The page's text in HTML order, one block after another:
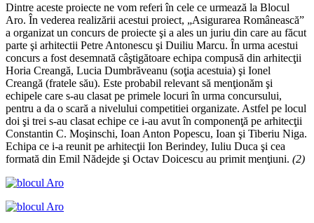
Dintre aceste proiecte ne vom referi în cele ce urmează la Blocul
Aro. În vederea realizării acestui proiect, „Asigurarea Românească”
a organizat un concurs de proiecte şi a ales un juriu din care au făcut
parte şi arhitectii Petre Antonescu şi Duiliu Marcu. În urma acestui
concurs a fost desemnată câştigătoare echipa compusă din arhitecţii
Horia Creangă, Lucia Dumbrăveanu (soţia acestuia) şi Ionel
Creangă (fratele său). Este probabil relevant să menţionăm şi
echipele care s-au clasat pe primele locuri în urma concursului,
pentru a da o scară a nivelului competitiei organizate. Astfel pe locul
doi şi trei s-au clasat echipe ce i-au avut în componenţă pe arhitecţii
Constantin C. Moşinschi, Ioan Anton Popescu, Ioan şi Tiberiu Niga.
Echipa ce i-a reunit pe arhitecţii Ion Berindey, Iuliu Duca şi cea
formată din Emil Nădejde şi Octav Doicescu au primit menţiuni. (2)